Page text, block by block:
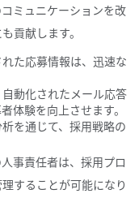
ミュニケーションを改
貢献します。
れた応募情報は、迅速な
自動化されたメール応答
体験を向上させます。
を通じて、採用戦略の
事責任者は、採用プロ
することが可能になり